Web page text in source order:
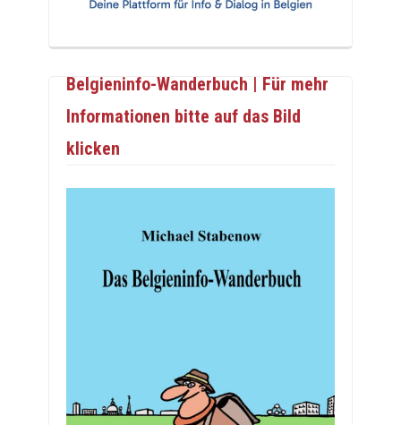
Belgieninfo-Wanderbuch | Für mehr
Informationen bitte auf das Bild
klicken